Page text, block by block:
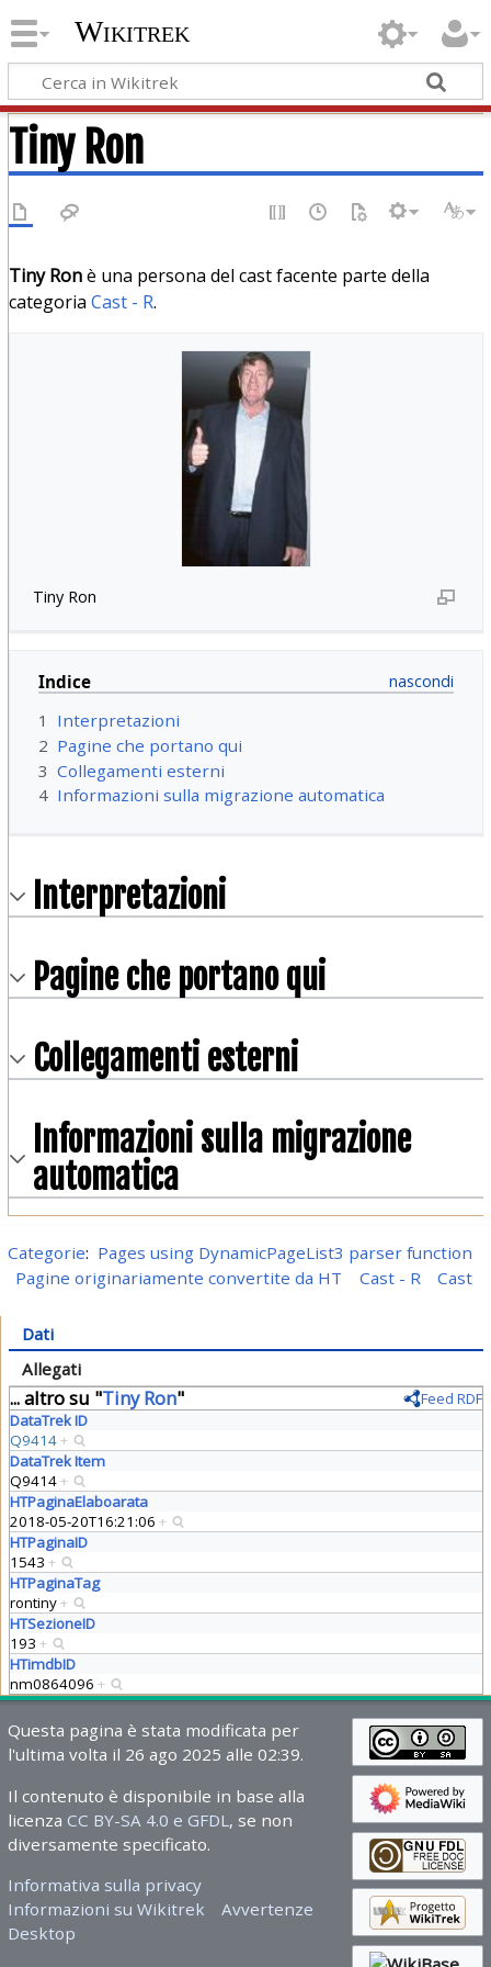
Wikitrek
Tiny Ron
Tiny Ronè una persona del cast facente parte della
categoria Cast - R.
Tiny Ron
Indice
1
Interpretazioni
2 Pagine che portano qui
3 Collegamenti esterni
4 Informazioni sulla migrazione automatica
Interpretazioni
Pagine che portano qui
Collegamenti esterni
Informazioni sulla migrazione
automatica
Categorie: Pages using DynamicPageList3 parser function
Pagine originariamente convertite da HT
Cast - R Cast
Dati
Allegati
... altro su "Tiny Ron"
Feed RDF
DataTrek ID
Q9414+
DataTrek Item
Q9414+
HTPaginaElaboarata
2018-05-20T16:21:06 +
HTPaginaID
1543 +
HTPaginaTag
rontiny+
HTSezioneID
193 +
HTimdbID
nm0864096 +
Questa pagina è stata modificata per
l'ultima volta il 26 ago 2025 alle 02:39.
Il contenuto è disponibile in base alla
licenza CC BY-SA 4.0 e GFDL , se non
diversamente specificato.
Informativa sulla privacy
Informazioni su Wikitrek
Avvertenze
Desktop